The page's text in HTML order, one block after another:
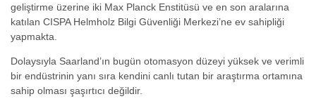
geliştirme üzerine iki Max Planck Enstitüsü ve en son aralarına
katılan CISPA Helmholz Bilgi Güvenliği Merkezi’ne ev sahipliği
yapmakta.
Dolaysıyla Saarland’ın bugün otomasyon düzeyi yüksek ve verimli
bir endüstrinin yanı sıra kendini canlı tutan bir araştırma ortamına
sahip olması şaşırtıcı değildir.